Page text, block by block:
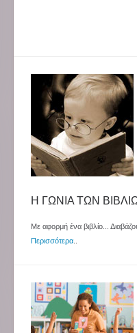
Η ΓΩΝΙΑ ΤΩΝ
Με αφορμή ένα βιβλίο...
Περισσότερα